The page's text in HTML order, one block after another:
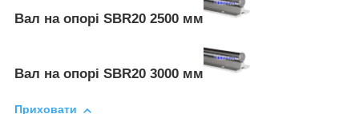
Вал на опорі SBR20 2500 мм
Вал на опорі SBR20 3000 мм
Приховати